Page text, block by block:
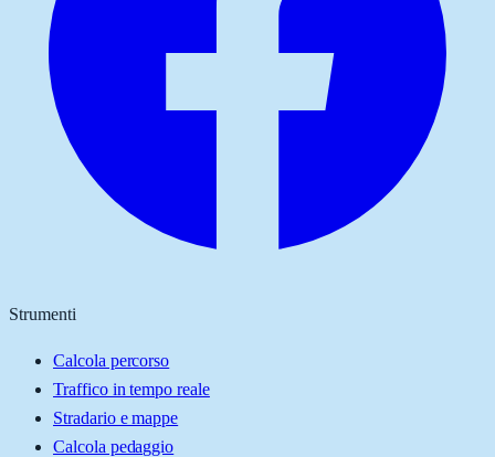
Strumenti
Calcola percorso
Traffico in tempo reale
Stradario e mappe
Calcola pedaggio